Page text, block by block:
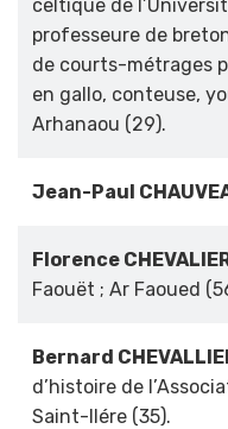
celtique de
professeure de
de courts-métrages
en gallo, conteuse,
Arhanaou (29).
Jean-Paul
Florence
Faouët ; Ar Faoued
Bernard
d’histoire de
Saint-Ilére (35).